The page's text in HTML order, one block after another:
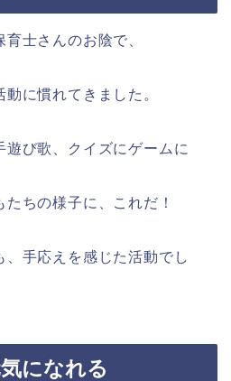
士さんのお陰で、
に慣れてきました。
び歌、クイズにゲームに
ちの様子に、これだ！
、手応えを感じた活動でし
になれる